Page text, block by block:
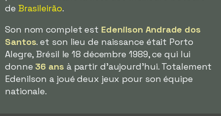
de Brasileirão.
Son nom complet est Edenilson Andrade dos
Santos. et son lieu de naissance était Porto
Alegre, Brésil le 18 décembre 1989, ce qui lui
donne 36 ans à partir d'aujourd'hui. Totalement
Edenilson a joué deux jeux pour son équipe
nationale.